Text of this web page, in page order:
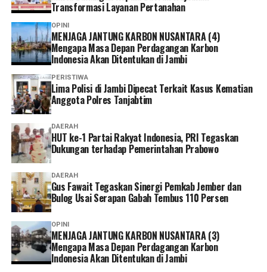
Transformasi Layanan Pertanahan
OPINI
MENJAGA JANTUNG KARBON NUSANTARA (4)
Mengapa Masa Depan Perdagangan Karbon
Indonesia Akan Ditentukan di Jambi
PERISTIWA
Lima Polisi di Jambi Dipecat Terkait Kasus Kematian
Anggota Polres Tanjabtim
DAERAH
HUT ke-1 Partai Rakyat Indonesia, PRI Tegaskan
Dukungan terhadap Pemerintahan Prabowo
DAERAH
Gus Fawait Tegaskan Sinergi Pemkab Jember dan
Bulog Usai Serapan Gabah Tembus 110 Persen
OPINI
MENJAGA JANTUNG KARBON NUSANTARA (3)
Mengapa Masa Depan Perdagangan Karbon
Indonesia Akan Ditentukan di Jambi